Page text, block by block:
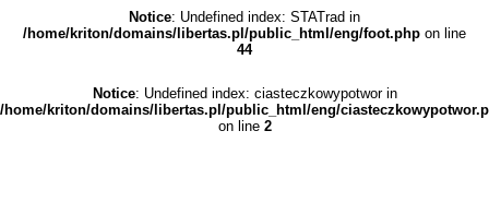
Notice: Undefined index: STATrad in
/home/kriton/domains/libertas.pl/public_html/eng/foot.php on line
44
Notice: Undefined index: ciasteczkowypotwor in
/home/kriton/domains/libertas.pl/public_html/eng/
on line 2